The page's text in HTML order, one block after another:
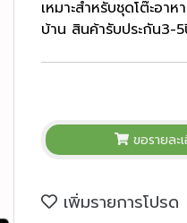
เหมาะสำหรับชุดโต๊ะอา
บ้าน สินค้ารับประกัน3-
ขอรายละ
เพิ่มรายการโปรด